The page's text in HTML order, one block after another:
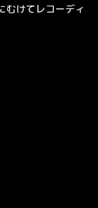
むけてレコーディ